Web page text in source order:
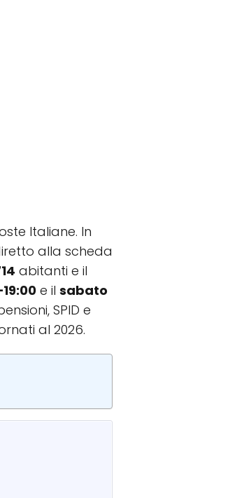
Italiane. In
alla scheda
abitanti e il
e il sabato
SPID e
al 2026.